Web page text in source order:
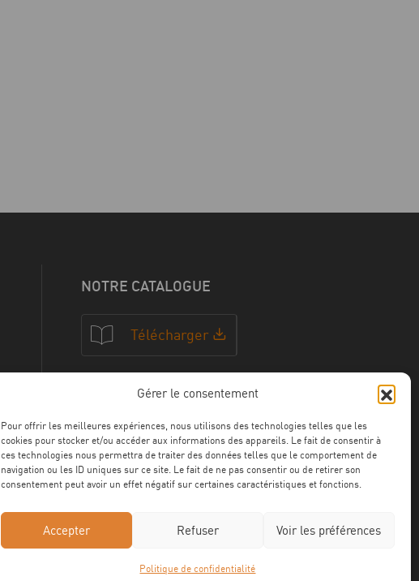
Gérer le consentement
Pour offrir les meilleures expériences, nous utilisons des technologies telles que les
cookies pour stocker et/ou accéder aux informations des appareils. Le fait de consentir à
ces technologies nous permettra de traiter des données telles que le comportement de
navigation ou les ID uniques sur ce site. Le fait de ne pas consentir ou de retirer son
consentement peut avoir un effet négatif sur certaines caractéristiques et fonctions.
Accepter Refuser Voir les préférences
Politique de confidentialité
NOTRE CATALOGUE
Télécharger
NOS CERTFICATIONS